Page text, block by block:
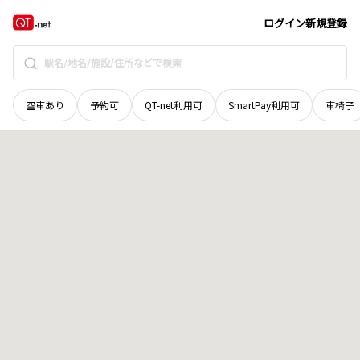
ログイン新規登録
空車あり 予約可 QT-net利用可 SmartPay利用可 車椅子
富山県